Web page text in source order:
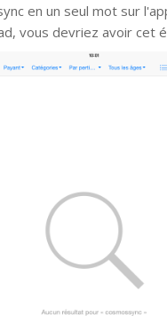
en un seul mot sur
vous devriez avoir cet